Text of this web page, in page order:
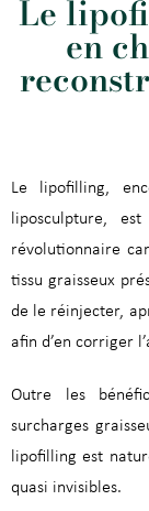
Le
en
Le lipofilling,
liposculpture,
révolutionnaire
tissu graisseux
de le réinjecter,
afin d’en corriger
Outre les
surcharges
lipofilling est
quasi invisibles.